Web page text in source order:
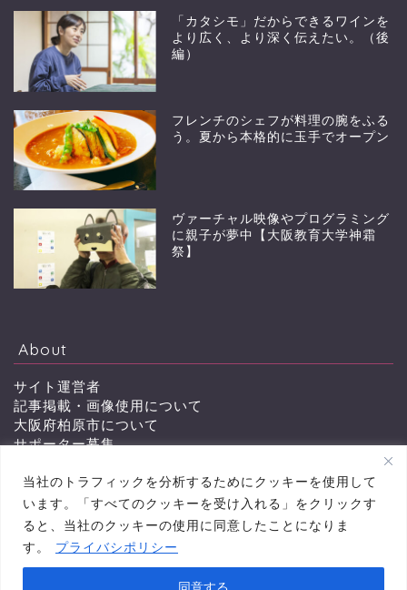
当社のトラフィックを分析するためにクッキーを使用して
います。「すべてのクッキーを受け入れる」をクリックす
ると、当社のクッキーの使用に同意したことになりま
す。
プライバシポリシー
同意する
「カタシモ」だからできるワインを
より広く、より深く伝えたい。（後
編）
フレンチのシェフが料理の腕をふる
う。夏から本格的に玉手でオープン
ヴァーチャル映像やプログラミング
に親子が夢中【大阪教育大学神霜
祭】
About
サイト運営者
記事掲載・画像使用について
大阪府柏原市について
サポーター募集
お問い合わせ